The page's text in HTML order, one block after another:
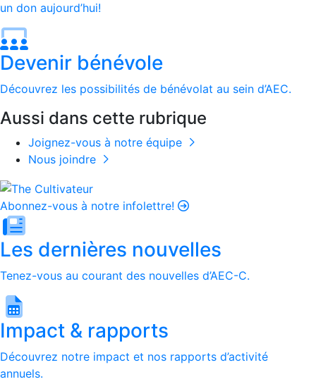
un don aujourd’hui!
Devenir bénévole
Découvrez les possibilités de bénévolat au sein d’AEC.
Aussi dans cette rubrique
Joignez-vous à notre équipe
Nous joindre
Abonnez-vous à notre infolettre!
Les dernières nouvelles
Tenez-vous au courant des nouvelles d’AEC-C.
Impact & rapports
Découvrez notre impact et nos rapports d’activité
annuels.